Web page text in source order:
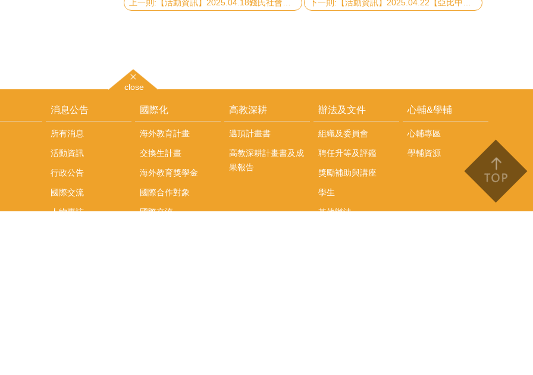
close
消息公告
所有消息
活動資訊
行政公告
國際交流
人物專訪
國際化
海外教育計畫
交換生計畫
海外教育獎學金
國際合作對象
國際交流
高教深耕
邁頂計畫書
高教深耕計畫書及成
果報告
辦法及文件
組織及委員會
聘任升等及評鑑
獎勵補助與講座
學生
其他辦法
心輔&學輔
心輔專區
學輔資源